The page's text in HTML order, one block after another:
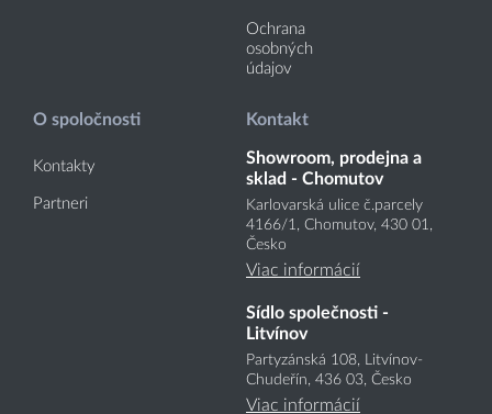
Ochrana
osobných
údajov
O spoločnosti
Kontakty
Partneri
Kontakt
Showroom, prodejna a
sklad - Chomutov
Karlovarská ulice č.parcely
4166/1, Chomutov, 430 01,
Česko
Viac informácií
Sídlo společnosti -
Litvínov
Partyzánská 108, Litvínov-
Chudeřín, 436 03, Česko
Viac informácií